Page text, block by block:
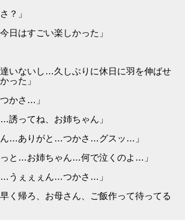
？」
日はすごい楽しかった」
いないし…久しぶりに休日に羽を伸ばせ
った」
かさ…」
ってね、お姉ちゃん」
ん…ありがと…つかさ…グスッ…」
と…お姉ちゃん…何で泣くのよ…」
うぇぇぇん…つかさ…」
く帰ろ、お母さん、ご飯作って待ってる